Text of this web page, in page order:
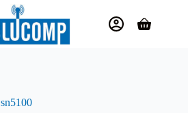
Carrello
sn5100